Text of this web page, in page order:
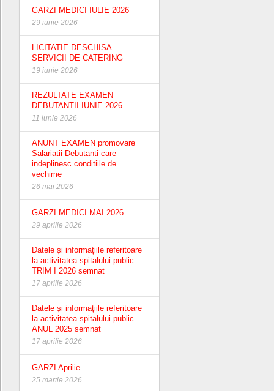
GARZI MEDICI IULIE 2026
29 iunie 2026
LICITATIE DESCHISA
SERVICII DE CATERING
19 iunie 2026
REZULTATE EXAMEN
DEBUTANTII IUNIE 2026
11 iunie 2026
ANUNT EXAMEN promovare
Salariatii Debutanti care
indeplinesc conditiile de
vechime
26 mai 2026
GARZI MEDICI MAI 2026
29 aprilie 2026
Datele și informațiile referitoare
la activitatea spitalului public
TRIM I 2026 semnat
17 aprilie 2026
Datele și informațiile referitoare
la activitatea spitalului public
ANUL 2025 semnat
17 aprilie 2026
GARZI Aprilie
25 martie 2026